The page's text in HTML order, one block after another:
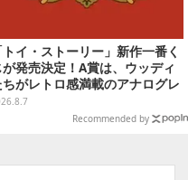
トイ・ストーリー」新作一番く
が発売決定！A賞は、ウッディ
ちがレトロ感満載のアナログレ
ード上を走る姿で立体化
Recommended by